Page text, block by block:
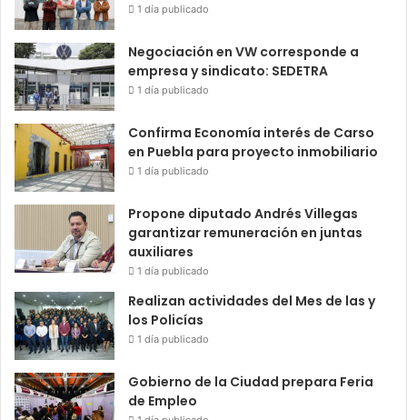
1 día publicado
Negociación en VW corresponde a
empresa y sindicato: SEDETRA
1 día publicado
Confirma Economía interés de Carso
en Puebla para proyecto inmobiliario
1 día publicado
Propone diputado Andrés Villegas
garantizar remuneración en juntas
auxiliares
1 día publicado
Realizan actividades del Mes de las y
los Policías
1 día publicado
Gobierno de la Ciudad prepara Feria
de Empleo